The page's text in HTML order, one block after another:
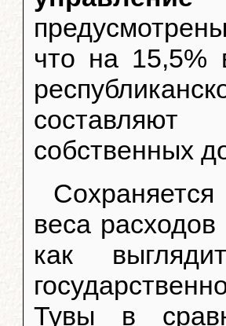
что на 15,5%
собственных
веса
как
Тувы в